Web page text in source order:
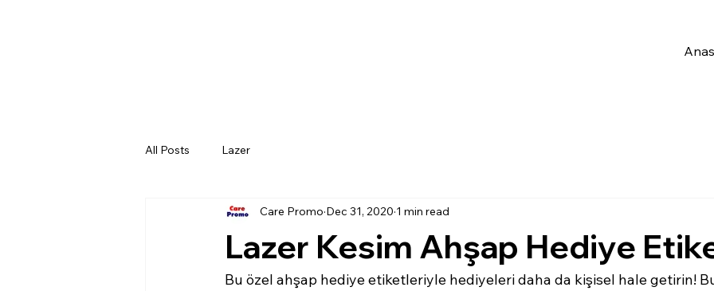
All Posts Lazer
Lazer Kesim Ahşap Hediye
Care Promo Dec 31, 2020 1 min read
Bu özel ahşap hediye etiketleriyle hediyeleri daha da kişisel hale getirin!